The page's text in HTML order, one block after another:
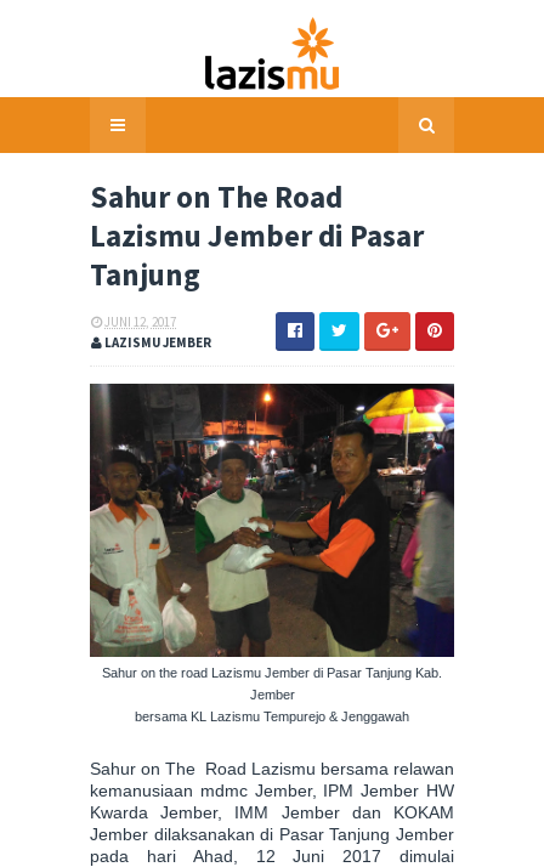
Sahur on The Road
Lazismu Jember di Pasar
Tanjung
JUNI 12, 2017
LAZISMU JEMBER
Sahur on the road Lazismu Jember di Pasar Tanjung Kab.
Jember
bersama KL Lazismu Tempurejo & Jenggawah
Sahur on The Road Lazismu bersama relawan
kemanusiaan mdmc Jember, IPM Jember HW
Kwarda Jember, IMM Jember dan KOKAM
Jember dilaksanakan di Pasar Tanjung Jember
pada hari Ahad, 12 Juni 2017 dimulai